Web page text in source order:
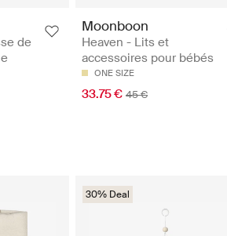
de
Moonboon
Heaven - Lits et
accessoires pour bébés
ONE SIZE
33.75 € 45 €
30% Deal